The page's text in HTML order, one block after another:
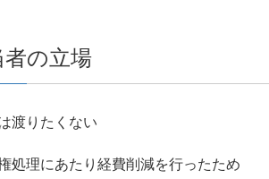
の立場
渡りたくない
処理にあたり経費削減を行ったため